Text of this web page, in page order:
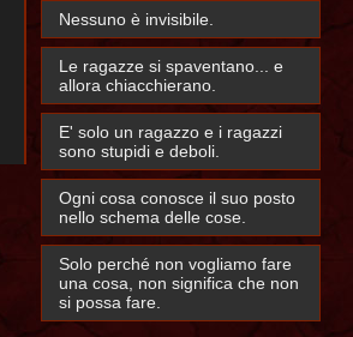
Nessuno è invisibile.
Le ragazze si spaventano... e
allora chiacchierano.
E' solo un ragazzo e i ragazzi
sono stupidi e deboli.
Ogni cosa conosce il suo posto
nello schema delle cose.
Solo perché non vogliamo fare
una cosa, non significa che non
si possa fare.